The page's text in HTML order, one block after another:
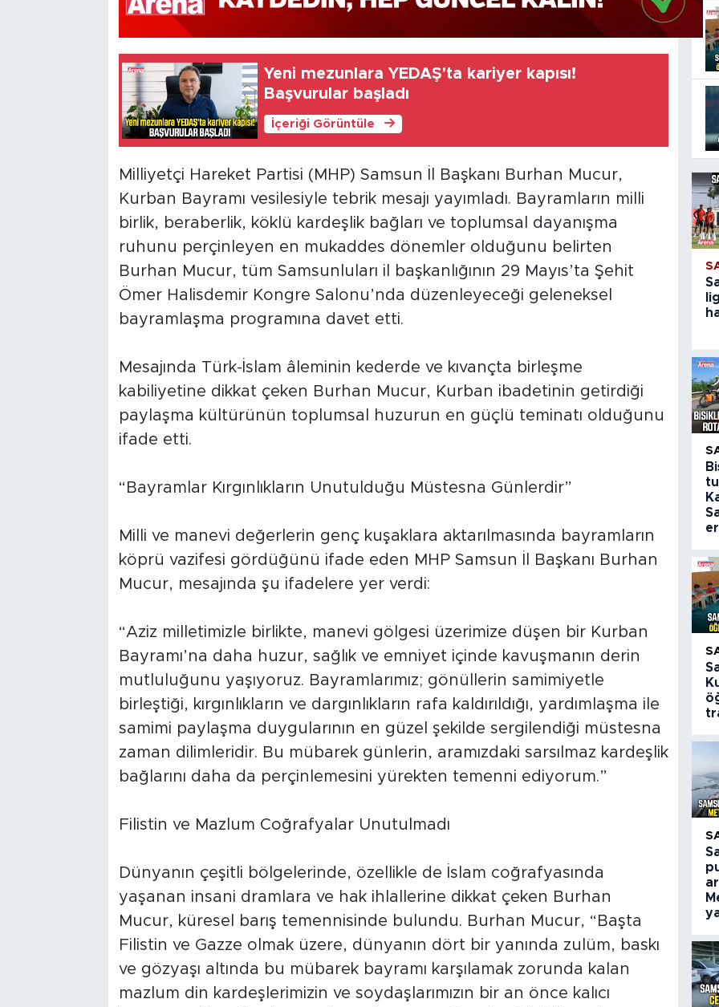
Yeni mezunlara YEDAŞ'ta kariyer kapısı!
Başvurular başladı
İçeriği Görüntüle
Milliyetçi Hareket Partisi (MHP) Samsun İl Başkanı Burhan Mucur,
Kurban Bayramı vesilesiyle tebrik mesajı yayımladı. Bayramların milli
birlik, beraberlik, köklü kardeşlik bağları ve toplumsal dayanışma
ruhunu perçinleyen en mukaddes dönemler olduğunu belirten
Burhan Mucur, tüm Samsunluları il başkanlığının 29 Mayıs’ta Şehit
Ömer Halisdemir Kongre Salonu’nda düzenleyeceği geleneksel
bayramlaşma programına davet etti.
Mesajında Türk-İslam âleminin kederde ve kıvançta birleşme
kabiliyetine dikkat çeken Burhan Mucur, Kurban ibadetinin getirdiği
paylaşma kültürünün toplumsal huzurun en güçlü teminatı olduğunu
ifade etti.
“Bayramlar Kırgınlıkların Unutulduğu Müstesna Günlerdir”
Milli ve manevi değerlerin genç kuşaklara aktarılmasında bayramların
köprü vazifesi gördüğünü ifade eden MHP Samsun İl Başkanı Burhan
Mucur, mesajında şu ifadelere yer verdi:
“Aziz milletimizle birlikte, manevi gölgesi üzerimize düşen bir Kurban
Bayramı’na daha huzur, sağlık ve emniyet içinde kavuşmanın derin
mutluluğunu yaşıyoruz. Bayramlarımız; gönüllerin samimiyetle
birleştiği, kırgınlıkların ve dargınlıkların rafa kaldırıldığı, yardımlaşma ile
samimi paylaşma duygularının en güzel şekilde sergilendiği müstesna
zaman dilimleridir. Bu mübarek günlerin, aramızdaki sarsılmaz kardeşlik
bağlarını daha da perçinlemesini yürekten temenni ediyorum.”
Filistin ve Mazlum Coğrafyalar Unutulmadı
Dünyanın çeşitli bölgelerinde, özellikle de İslam coğrafyasında
yaşanan insani dramlara ve hak ihlallerine dikkat çeken Burhan
Mucur, küresel barış temennisinde bulundu. Burhan Mucur, “Başta
Filistin ve Gazze olmak üzere, dünyanın dört bir yanında zulüm, baskı
ve gözyaşı altında bu mübarek bayramı karşılamak zorunda kalan
mazlum din kardeşlerimizin ve soydaşlarımızın bir an önce kalıcı